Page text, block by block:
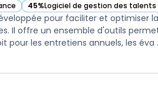
45%Logiciel de gestion des
— voir Poplee Entretiens dans
pour faciliter et optimiser
Il offre un ensemble d'outils
pour les entretiens annuels, les éva